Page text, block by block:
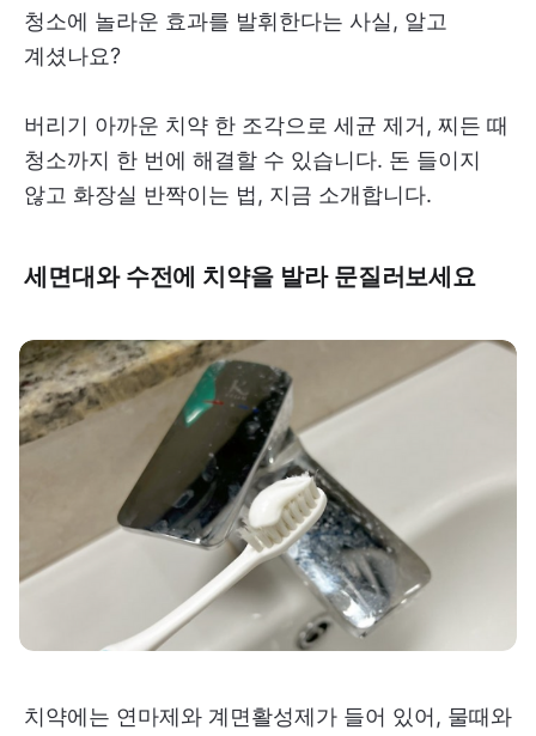
청소에 놀라운 효과를 발휘한다는 사실, 알고
계셨나요?
버리기 아까운 치약 한 조각으로 세균 제거, 찌든 때
청소까지 한 번에 해결할 수 있습니다. 돈 들이지
않고 화장실 반짝이는 법, 지금 소개합니다.
세면대와 수전에 치약을 발라 문질러보세요
치약에는 연마제와 계면활성제가 들어 있어, 물때와